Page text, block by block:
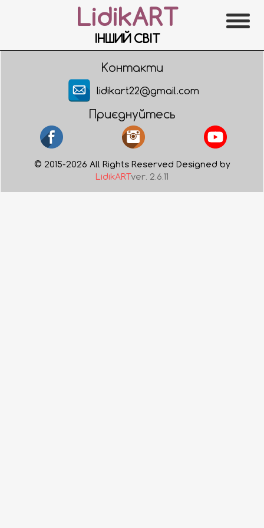
LidikART
ІНШИЙ СВІТ
Контакти
lidikart22@gmail.com
Приєднуйтесь
© 2015-2026 All Rights Reserved Designed by
LidikARTver. 2.6.11